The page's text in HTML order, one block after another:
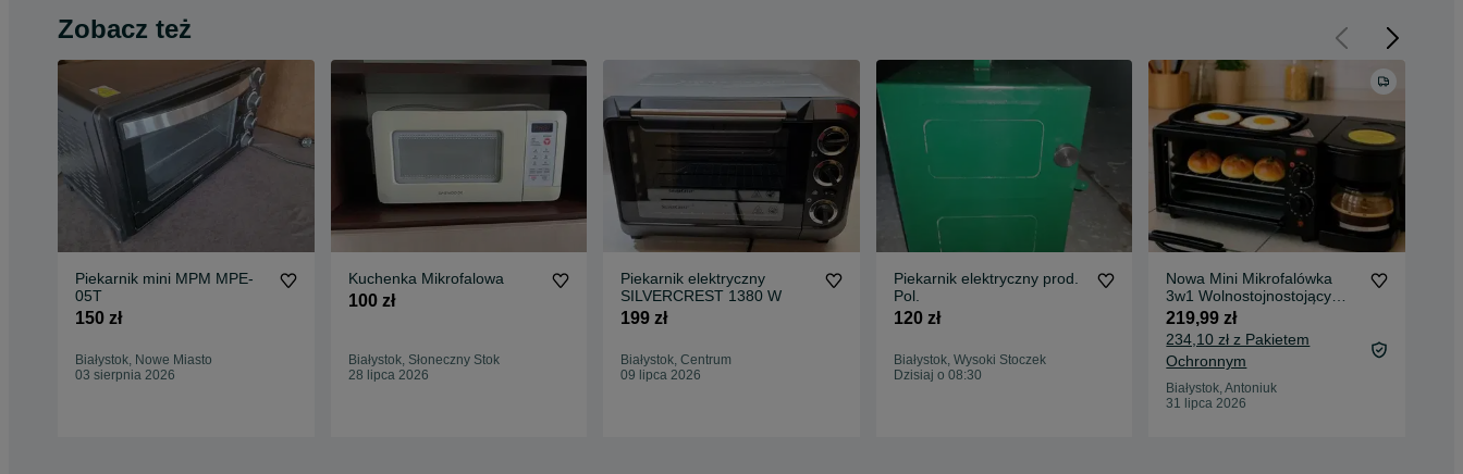
Zobacz też
Piekarnik mini MPM MPE-
05T
150 zł
Białystok, Nowe Miasto
03 sierpnia 2026
Kuchenka Mikrofalowa
100 zł
Białystok, Słoneczny Stok
28 lipca 2026
Piekarnik elektryczny
SILVERCREST 1380 W
199 zł
Białystok, Centrum
09 lipca 2026
Piekarnik elektryczny prod.
Pol.
120 zł
Białystok, Wysoki Stoczek
Dzisiaj o 08:30
Nowa Mini Mikrofalówka
3w1 Wolnostojnostojący
Ekspress do Kawy Grill
Opiekacz Wielofunkcyjny
Zaparzacz do Kawy
Piekarnik z Ekspresem
219,99 zł
234,10 zł z Pakietem
Ochronnym
Białystok, Antoniuk
31 lipca 2026